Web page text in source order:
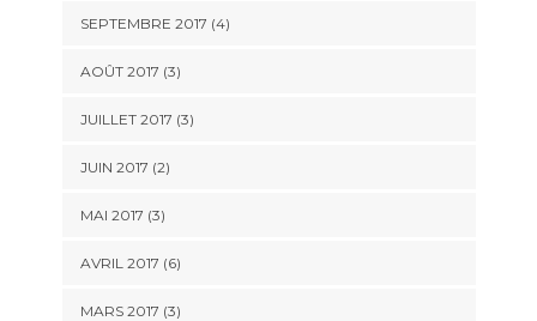
SEPTEMBRE 2017 (4)
AOÛT 2017 (3)
JUILLET 2017 (3)
JUIN 2017 (2)
MAI 2017 (3)
AVRIL 2017 (6)
MARS 2017 (3)